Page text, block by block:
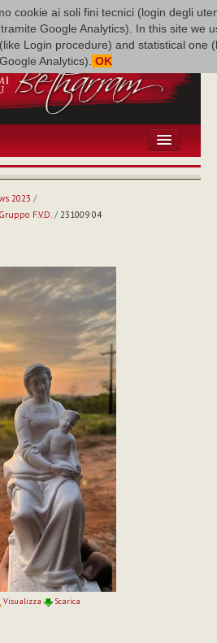
cookie ai soli fini tecnici (login degli
Google Analytics). In this site we
Login procedure) and statistical one
Google Analytics). OK
2023 /
F.V.D./ 231009 04
Visualizza Scarica